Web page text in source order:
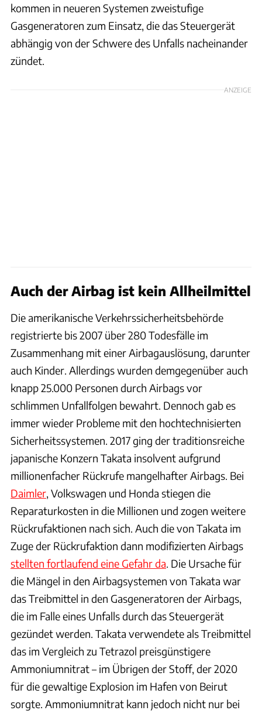
kommen in neueren Systemen zweistufige
Gasgeneratoren zum Einsatz, die das Steuergerät
abhängig von der Schwere des Unfalls nacheinander
zündet.
ANZEIGE
Auch der Airbag ist kein Allheilmittel
Die amerikanische Verkehrssicherheitsbehörde
registrierte bis 2007 über 280 Todesfälle im
Zusammenhang mit einer Airbagauslösung, darunter
auch Kinder. Allerdings wurden demgegenüber auch
knapp 25.000 Personen durch Airbags vor
schlimmen Unfallfolgen bewahrt. Dennoch gab es
immer wieder Probleme mit den hochtechnisierten
Sicherheitssystemen. 2017 ging der traditionsreiche
japanische Konzern Takata insolvent aufgrund
millionenfacher Rückrufe mangelhafter Airbags. Bei
Daimler, Volkswagen und Honda stiegen die
Reparaturkosten in die Millionen und zogen weitere
Rückrufaktionen nach sich. Auch die von Takata im
Zuge der Rückrufaktion dann modifizierten Airbags
stellten fortlaufend eine Gefahr da. Die Ursache für
die Mängel in den Airbagsystemen von Takata war
das Treibmittel in den Gasgeneratoren der Airbags,
die im Falle eines Unfalls durch das Steuergerät
gezündet werden. Takata verwendete als Treibmittel
das im Vergleich zu Tetrazol preisgünstigere
Ammoniumnitrat – im Übrigen der Stoff, der 2020
für die gewaltige Explosion im Hafen von Beirut
sorgte. Ammoniumnitrat kann jedoch nicht nur bei